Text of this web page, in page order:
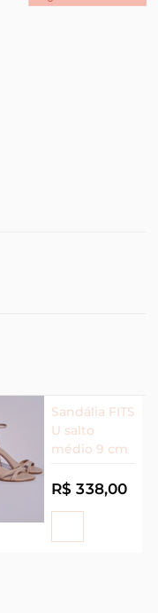
Sandália FITS
U salto
médio 9 cm
R$ 338,00